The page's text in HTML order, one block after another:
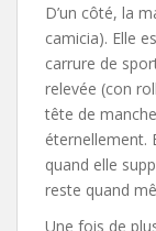
D’un côté, la
camicia). Elle
carrure de
relevée (con
tête de
éternellement.
quand elle
reste quand
Une fois de